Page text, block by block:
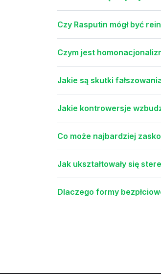
Czy Rasputin mógł być
Czym jest
Jakie są skutki
Jakie kontrowersje
Co może najbardziej
Jak ukształtowały się
Dlaczego formy